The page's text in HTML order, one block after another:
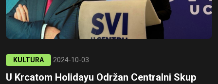
KULTURA 2024-10-03
U Krcatom Holidayu Održan Centralni Skup